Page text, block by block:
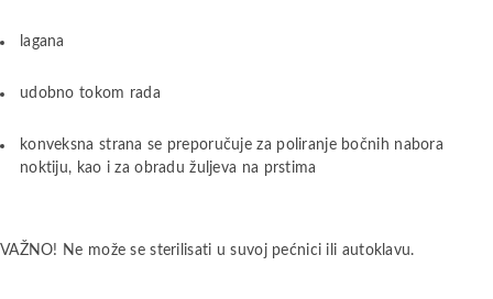
lagana
udobno tokom rada
konveksna strana se preporučuje za poliranje bočnih nabora
noktiju, kao i za obradu žuljeva na prstima
VAŽNO! Ne može se sterilisati u suvoj pećnici ili autoklavu.